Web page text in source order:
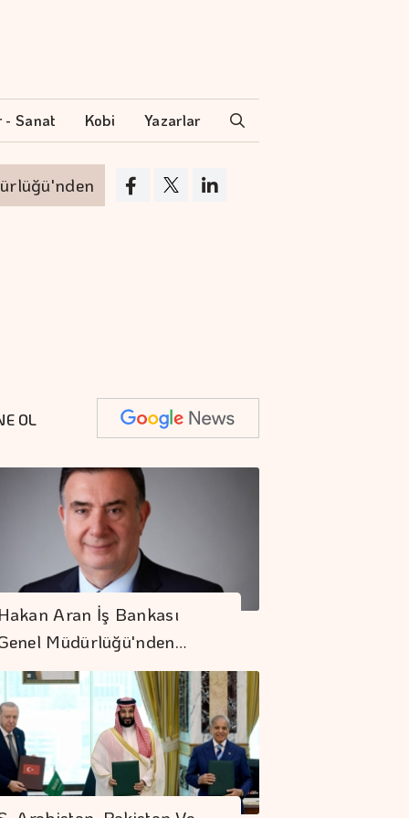
- Sanat Kobi Yazarlar
ayrılıyor VakıfBank'ın aktif
OL
Hakan Aran İş Bankası
Müdürlüğü'nden…